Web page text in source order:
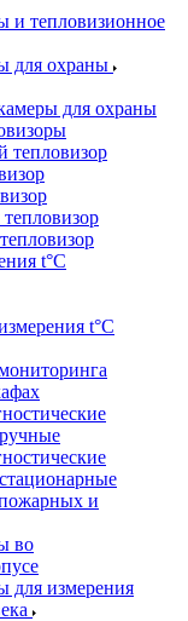
и тепловизионное
для охраны
для охраны
тепловизор
t°С
t°С
и
во
для измерения